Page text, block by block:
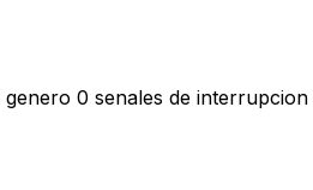
genero 0 senales de